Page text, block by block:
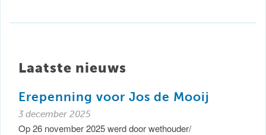
Laatste nieuws
Erepenning voor Jos de Mooij
3 december 2025
Op 26 november 2025 werd door wethouder/